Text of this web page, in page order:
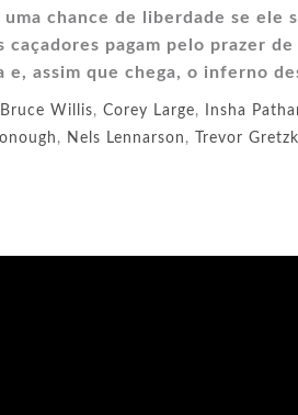
chance de liberdade se ele
caçadores pagam pelo prazer
e, assim que chega, o inferno
Bruce Willis, Corey Large, Insha
, Nels Lennarson , Trevor